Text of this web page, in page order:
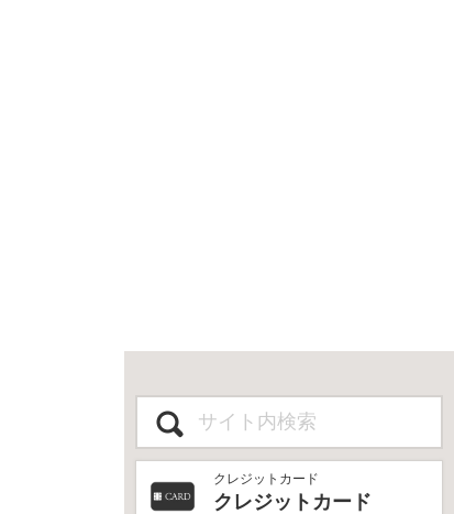
クレジットカード
クレジットカード